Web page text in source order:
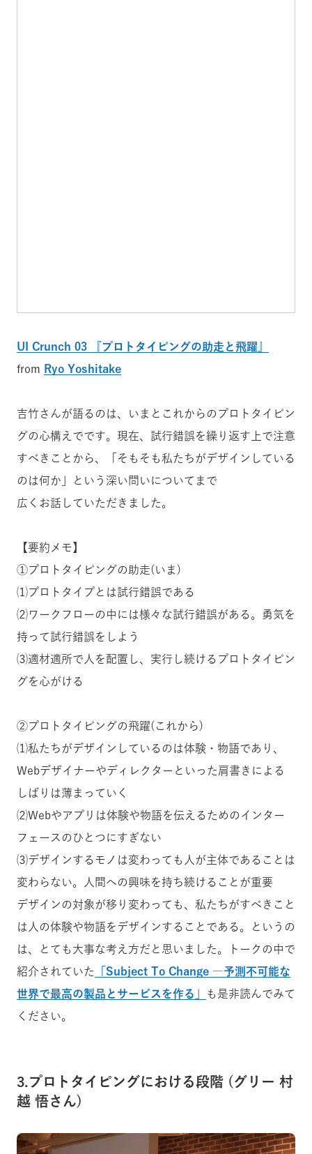
UI Crunch 03 『プロトタイピングの助走と飛躍』
from Ryo Yoshitake
吉竹さんが語るのは、いまとこれからのプロトタイピン
グの心構えでです。現在、試行錯誤を繰り返す上で注意
すべきことから、「そもそも私たちがデザインしている
のは何か」という深い問いについてまで
広くお話していただきました。
【要約メモ】
①プロトタイピングの助走(いま)
⑴プロトタイプとは試行錯誤である
⑵ワークフローの中には様々な試行錯誤がある。勇気を
持って試行錯誤をしよう
⑶適材適所で人を配置し、実行し続けるプロトタイピン
グを心がける
②プロトタイピングの飛躍(これから)
⑴私たちがデザインしているのは体験・物語であり、
Webデザイナーやディレクターといった肩書きによる
しばりは薄まっていく
⑵Webやアプリは体験や物語を伝えるためのインター
フェースのひとつにすぎない
⑶デザインするモノは変わっても人が主体であることは
変わらない。人間への興味を持ち続けることが重要
デザインの対象が移り変わっても、私たちがすべきこと
は人の体験や物語をデザインすることである。というの
は、とても大事な考え方だと思いました。トークの中で
紹介されていた
「Subject To Change ―予測不可能な
世界で最高の製品とサービスを作る」
も是非読んでみて
ください。
3.プロトタイピングにおける段階 (グリー 村
越 悟さん)